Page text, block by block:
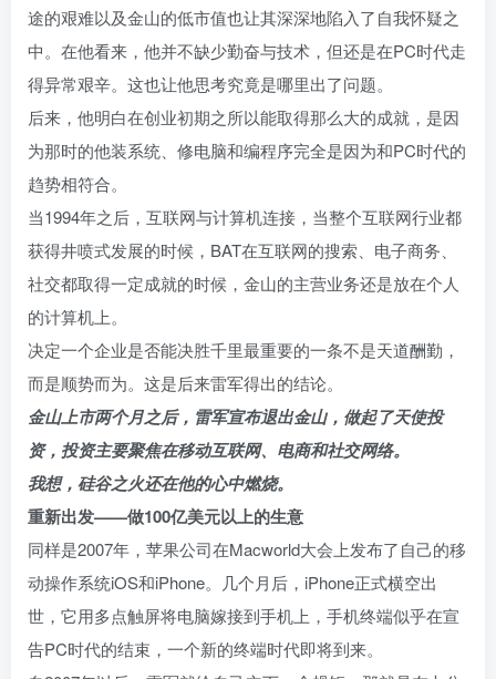
途的艰难以及金山的低市值也让其深深地陷入了自我怀疑之
中。在他看来，他并不缺少勤奋与技术，但还是在PC时代走
得异常艰辛。这也让他思考究竟是哪里出了问题。
后来，他明白在创业初期之所以能取得那么大的成就，是因
为那时的他装系统、修电脑和编程序完全是因为和PC时代的
趋势相符合。
当1994年之后，互联网与计算机连接，当整个互联网行业都
获得井喷式发展的时候，BAT在互联网的搜索、电子商务、
社交都取得一定成就的时候，金山的主营业务还是放在个人
的计算机上。
决定一个企业是否能决胜千里最重要的一条不是天道酬勤，
而是顺势而为。这是后来雷军得出的结论。
金山上市两个月之后，雷军宣布退出金山，做起了天使投
资，投资主要聚焦在移动互联网、电商和社交网络。
我想，硅谷之火还在他的心中燃烧。
重新出发——做100亿美元以上的生意
同样是2007年，苹果公司在Macworld大会上发布了自己的移
动操作系统iOS和iPhone。几个月后，iPhone正式横空出
世，它用多点触屏将电脑嫁接到手机上，手机终端似乎在宣
告PC时代的结束，一个新的终端时代即将到来。